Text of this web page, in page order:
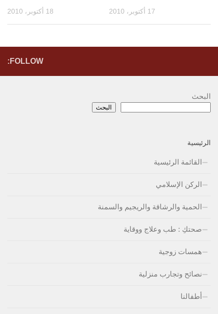
18 أكتوبر، 2010 17 أكتوبر، 2010
FOLLOW:
البحث
البحث
الرئيسية
القائمة الرئيسية
الركن الإسلامي
الحمية والرشاقة والريجيم والسمنة
صحتكِ : طب وعلاج ووقاية
همسات زوجية
نصائح وتجارب منزلية
أطفالنا